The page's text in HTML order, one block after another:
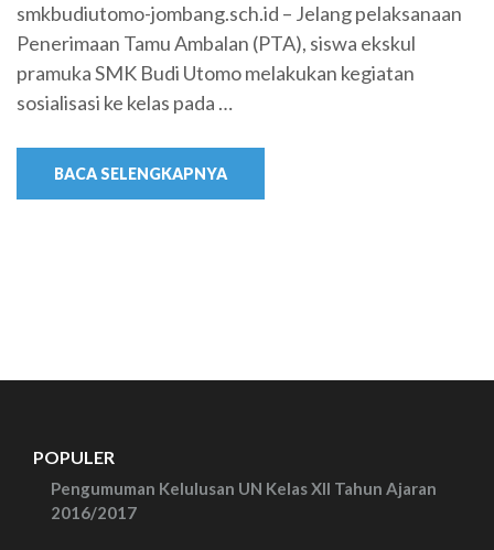
smkbudiutomo-jombang.sch.id – Jelang pelaksanaan
Penerimaan Tamu Ambalan (PTA), siswa ekskul
pramuka SMK Budi Utomo melakukan kegiatan
sosialisasi ke kelas pada …
BACA SELENGKAPNYA
POPULER
Pengumuman Kelulusan UN Kelas XII Tahun Ajaran
2016/2017